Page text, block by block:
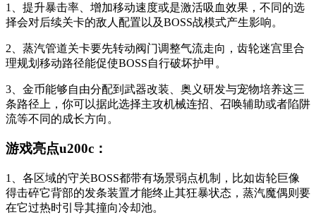
1、提升暴击率、增加移动速度或是激活吸血效果，不同的选
择会对后续关卡的敌人配置以及BOSS战模式产生影响。
2、蒸汽管道关卡要先转动阀门调整气流走向，齿轮迷宫里合
理规划移动路径能促使BOSS自行破坏护甲。
3、金币能够自由分配到武器改装、奥义研发与宠物培养这三
条路径上，你可以据此选择主攻机械连招、召唤辅助或者陷阱
流等不同的成长方向。
游戏亮点u200c：
1、各区域的守关BOSS都带有场景弱点机制，比如齿轮巨像
得击碎它背部的发条装置才能终止其狂暴状态，蒸汽魔偶则要
在它过热时引导其撞向冷却池。